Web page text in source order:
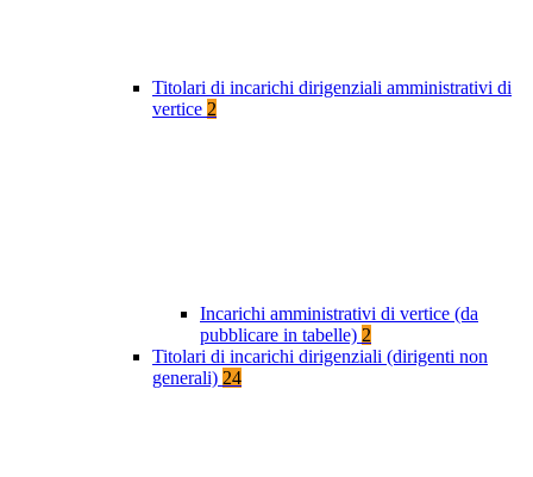
Titolari di incarichi dirigenziali amministrativi di
vertice 2
Incarichi amministrativi di vertice (da
pubblicare in tabelle) 2
Titolari di incarichi dirigenziali (dirigenti non
generali) 24